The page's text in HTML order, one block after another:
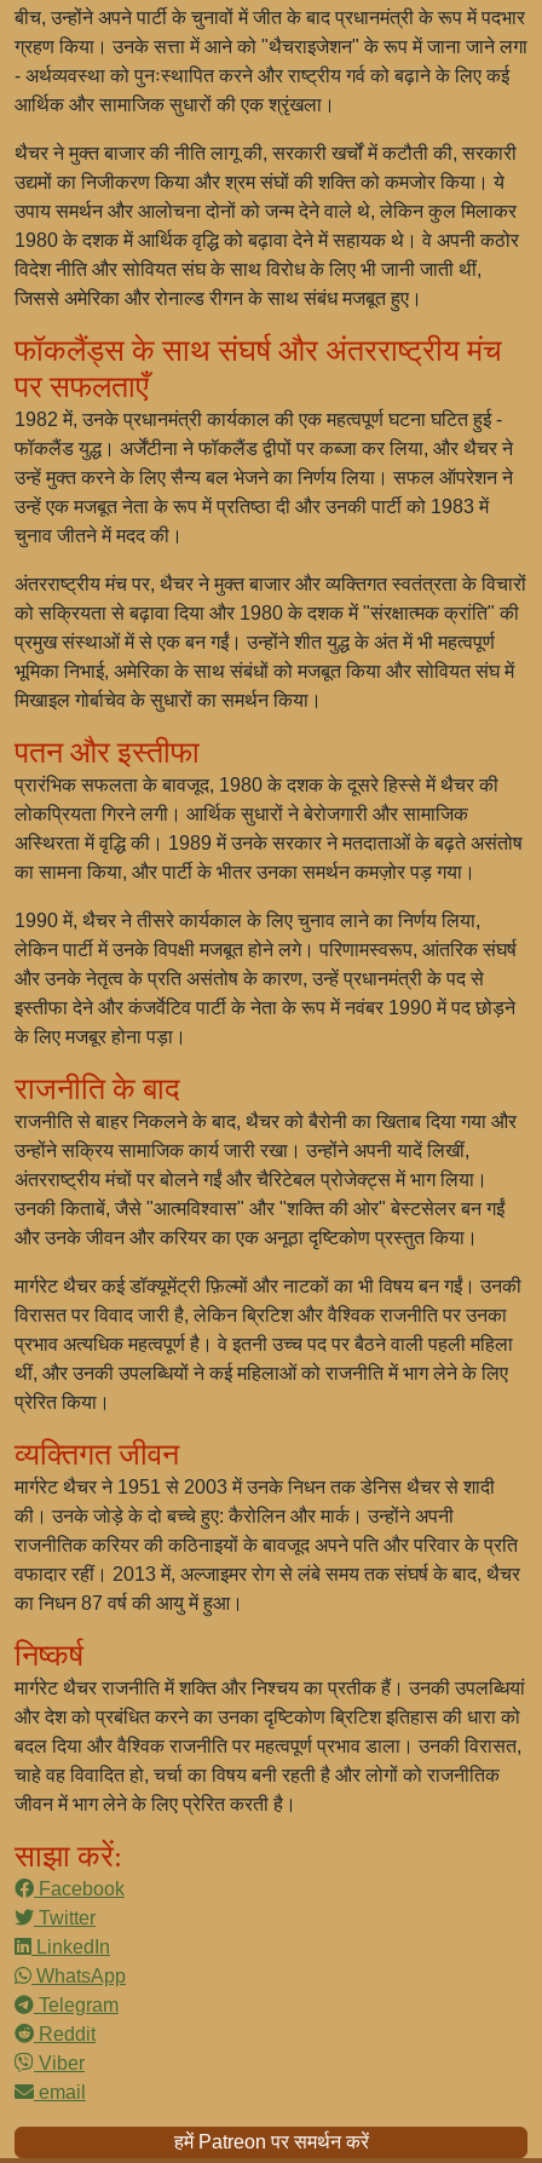
बीच, उन्होंने अपने पार्टी के चुनावों में जीत के बाद प्रधानमंत्री के रूप में पदभार
ग्रहण किया। उनके सत्ता में आने को "थैचराइजेशन" के रूप में जाना जाने लगा
- अर्थव्यवस्था को पुनःस्थापित करने और राष्ट्रीय गर्व को बढ़ाने के लिए कई
आर्थिक और सामाजिक सुधारों की एक श्रृंखला।
थैचर ने मुक्त बाजार की नीति लागू की, सरकारी खर्चों में कटौती की, सरकारी
उद्यमों का निजीकरण किया और श्रम संघों की शक्ति को कमजोर किया। ये
उपाय समर्थन और आलोचना दोनों को जन्म देने वाले थे, लेकिन कुल मिलाकर
1980 के दशक में आर्थिक वृद्धि को बढ़ावा देने में सहायक थे। वे अपनी कठोर
विदेश नीति और सोवियत संघ के साथ विरोध के लिए भी जानी जाती थीं,
जिससे अमेरिका और रोनाल्ड रीगन के साथ संबंध मजबूत हुए।
फॉकलैंड्स के साथ संघर्ष और अंतरराष्ट्रीय मंच
पर सफलताएँ
1982 में, उनके प्रधानमंत्री कार्यकाल की एक महत्वपूर्ण घटना घटित हुई -
फॉकलैंड युद्ध। अर्जेंटीना ने फॉकलैंड द्वीपों पर कब्जा कर लिया, और थैचर ने
उन्हें मुक्त करने के लिए सैन्य बल भेजने का निर्णय लिया। सफल ऑपरेशन ने
उन्हें एक मजबूत नेता के रूप में प्रतिष्ठा दी और उनकी पार्टी को 1983 में
चुनाव जीतने में मदद की।
अंतरराष्ट्रीय मंच पर, थैचर ने मुक्त बाजार और व्यक्तिगत स्वतंत्रता के विचारों
को सक्रियता से बढ़ावा दिया और 1980 के दशक में "संरक्षात्मक क्रांति" की
प्रमुख संस्थाओं में से एक बन गईं। उन्होंने शीत युद्ध के अंत में भी महत्वपूर्ण
भूमिका निभाई, अमेरिका के साथ संबंधों को मजबूत किया और सोवियत संघ में
मिखाइल गोर्बाचेव के सुधारों का समर्थन किया।
पतन और इस्तीफा
प्रारंभिक सफलता के बावजूद, 1980 के दशक के दूसरे हिस्से में थैचर की
लोकप्रियता गिरने लगी। आर्थिक सुधारों ने बेरोजगारी और सामाजिक
अस्थिरता में वृद्धि की। 1989 में उनके सरकार ने मतदाताओं के बढ़ते असंतोष
का सामना किया, और पार्टी के भीतर उनका समर्थन कमज़ोर पड़ गया।
1990 में, थैचर ने तीसरे कार्यकाल के लिए चुनाव लाने का निर्णय लिया,
लेकिन पार्टी में उनके विपक्षी मजबूत होने लगे। परिणामस्वरूप, आंतरिक संघर्ष
और उनके नेतृत्व के प्रति असंतोष के कारण, उन्हें प्रधानमंत्री के पद से
इस्तीफा देने और कंजर्वेटिव पार्टी के नेता के रूप में नवंबर 1990 में पद छोड़ने
के लिए मजबूर होना पड़ा।
राजनीति के बाद
राजनीति से बाहर निकलने के बाद, थैचर को बैरोनी का खिताब दिया गया और
उन्होंने सक्रिय सामाजिक कार्य जारी रखा। उन्होंने अपनी यादें लिखीं,
अंतरराष्ट्रीय मंचों पर बोलने गईं और चैरिटेबल प्रोजेक्ट्स में भाग लिया।
उनकी किताबें, जैसे "आत्मविश्वास" और "शक्ति की ओर" बेस्टसेलर बन गईं
और उनके जीवन और करियर का एक अनूठा दृष्टिकोण प्रस्तुत किया।
मार्गरेट थैचर कई डॉक्यूमेंट्री फ़िल्मों और नाटकों का भी विषय बन गईं। उनकी
विरासत पर विवाद जारी है, लेकिन ब्रिटिश और वैश्विक राजनीति पर उनका
प्रभाव अत्यधिक महत्वपूर्ण है। वे इतनी उच्च पद पर बैठने वाली पहली महिला
थीं, और उनकी उपलब्धियों ने कई महिलाओं को राजनीति में भाग लेने के लिए
प्रेरित किया।
व्यक्तिगत जीवन
मार्गरेट थैचर ने 1951 से 2003 में उनके निधन तक डेनिस थैचर से शादी
की। उनके जोड़े के दो बच्चे हुए: कैरोलिन और मार्क। उन्होंने अपनी
राजनीतिक करियर की कठिनाइयों के बावजूद अपने पति और परिवार के प्रति
वफादार रहीं। 2013 में, अल्जाइमर रोग से लंबे समय तक संघर्ष के बाद, थैचर
का निधन 87 वर्ष की आयु में हुआ।
निष्कर्ष
मार्गरेट थैचर राजनीति में शक्ति और निश्चय का प्रतीक हैं। उनकी उपलब्धियां
और देश को प्रबंधित करने का उनका दृष्टिकोण ब्रिटिश इतिहास की धारा को
बदल दिया और वैश्विक राजनीति पर महत्वपूर्ण प्रभाव डाला। उनकी विरासत,
चाहे वह विवादित हो, चर्चा का विषय बनी रहती है और लोगों को राजनीतिक
जीवन में भाग लेने के लिए प्रेरित करती है।
साझा करें:
Facebook
Twitter
LinkedIn
WhatsApp
Telegram
Reddit
Viber
email
हमें Patreon पर समर्थन करें